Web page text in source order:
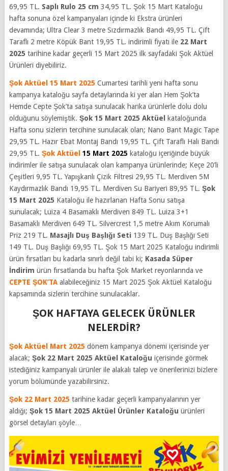
69,95 TL. Saplı Rulo 25 cm 34,95 TL. Şok 15 Mart Kataloğu
hafta sonuna özel kampanyaları içinde ki Ekstra ürünleri
devamında; Ultra Clear 3 metre Sızdırmazlık Bandı 49,95 TL. Çift
Taraflı 2 metre Köpük Bant 19,95 TL. indirimli fiyatı ile 22 Mart
2025 tarihine kadar geçerli 15 Mart 2025 ilk sayfadaki Şok Aktüel
Ürünleri diyebiliriz.
Şok Aktüel 15 Mart 2025 Cumartesi tarihli yeni hafta sonu
kampanya kataloğu sayfa detaylarında ki yer alan Hem Şok’ta
Hemde Cepte Şok’ta satışa sunulacak harika ürünlerle dolu dolu
olduğunu söylemiştik. Şok 15 Mart 2025 Aktüel
kataloğunda
Hafta sonu sizlerin tercihine sunulacak olan; Nano Bant Magic Tape
29,95 TL. Hazır Ebat Montaj Bandı 19,95 TL. Çift Taraflı Halı Bandı
29,95 TL. Şok Aktüel 15 Mart 2025 kataloğu içeriğinde büyük
indirimler ile satışa sunulacak olan kampanya ürünlerinde; Keçe 20’li
Çeşitleri 9,95 TL. Yapışkanlı Çizik Filtresi 29,95 TL. Merdiven 5M
Kaydırmazlık Bandı 19,95 TL. Merdiven Su Bariyeri 89,95 TL. Şok
15 Mart 2025 Kataloğu ile hazırlanan Hafta Sonu satışa
sunulacak; Luiza 4 Basamaklı Merdiven 849 TL. Luiza 3+1
Basamaklı Merdiven 649 TL. Silvercrest 1,5 metre Akım Korumalı
Priz 219 TL. Masajlı Duş Başlığı Seti 139 TL. Duş Başlığı Seti
149 TL. Duş Başlığı 69,95 TL. Şok 15 Mart 2025 Kataloğu indirimli
ürün fırsatları bu kadarla sınırlı değil tabi ki; Kasada Süper
İndirim ürün fırsatlarıda bu hafta Şok Market reyonlarında ve
CEPTE ŞOK’TA alabileceğiniz 15 Mart 2025 Şok Aktüel Kataloğu
kapsamında sizlerin tercihine sunulacaklar.
ŞOK HAFTAYA GELECEK ÜRÜNLER
NELERDİR?
Şok Aktüel Mart 2025 dönem kampanya dönemi içerisinde yer
alacak; Şok 22 Mart 2025 Aktüel Kataloğu içerisinde görmek
istediğiniz kampanyalı ürünler ile alakalı talep ve önerilerinizi bizlere
yorum bölümünde yazabilirsiniz.
Şok 22 Mart 2025 tarihine kadar geçerli kampanyalarının yer
aldığı; Şok 15 Mart 2025 Aktüel Ürünler Kataloğu ürünleri
görsel detayları şöyle…